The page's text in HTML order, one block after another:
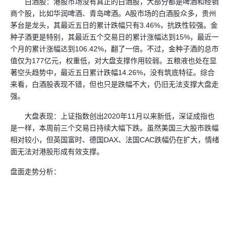
商个股，比如华润啤酒、青岛啤酒。A股市场的白酒股众多，贵州
茅台是龙头，其最近五日的累计跌幅只有3.46%，抗跌性较强。金
种子酒更是特别，其最近五个交易日的累计涨幅达到15%，最近一
个月的累计涨幅达到106.42%，翻了一倍。不过，金种子酒的总市
值仅为177亿元，权重低，对大盘支撑作用较弱。五粮液也处在显
著空头趋势中，最近五日累计跌幅14.26%，没有筑底特征。综合
来看，白酒股表现不错，但也只是跌幅不大，仍旧无法支撑大盘走
强。
大盘表现：上证指数创出2020年11月以来新低，深证成指也
是一样，本周前三个交易日持续大幅下跌。虽然美国三大股市跌幅
相对较小，但英国富时、德国DAX、法国CAC跌幅仍在扩大，情绪
面无法对港股形成有效支撑。
盘面走势分析：